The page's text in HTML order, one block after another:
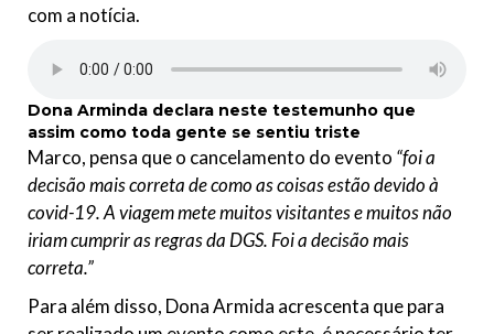
com a notícia.
Dona Arminda declara neste testemunho que
assim como toda gente se sentiu triste
Marco, pensa que o cancelamento do evento “foi a
decisão mais correta de como as coisas estão devido à
covid-19. A viagem mete muitos visitantes e muitos não
iriam cumprir as regras da DGS. Foi a decisão mais
correta.”
Para além disso, Dona Armida acrescenta que para